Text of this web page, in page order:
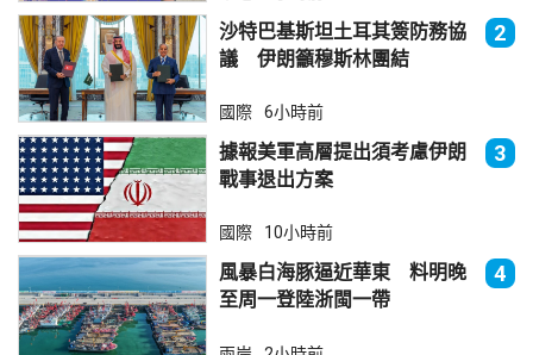
沙特巴基斯坦土耳其簽防務協
議 伊朗籲穆斯林團結
2
國際 6小時前
據報美軍高層提出須考慮伊朗
戰事退出方案
3
國際 10小時前
風暴白海豚逼近華東 料明晚
至周一登陸浙閩一帶
4